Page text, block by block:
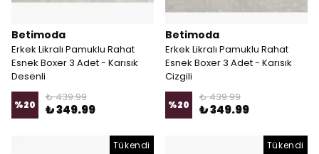
Betimoda
Erkek Likralı Pamuklu Rahat
Esnek Boxer 3 Adet - Karısık
Desenli
%20
₺ 439.99
₺ 349.99
Betimoda
Erkek Likralı Pamuklu Rahat
Esnek Boxer 3 Adet - Karısık
Cizgili
%20
₺ 439.99
₺ 349.99
Tükendi Tükendi
Her Renk
Yeni Bir Kombin